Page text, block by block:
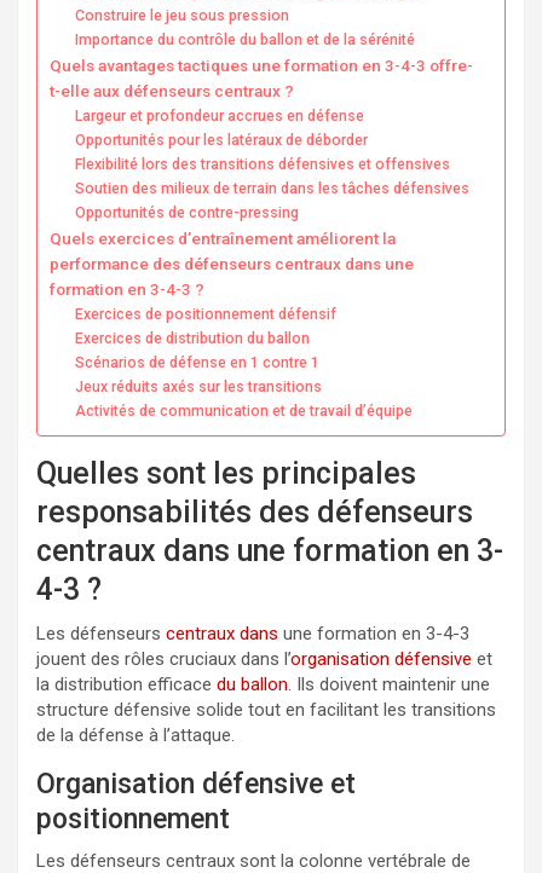
Construire le jeu sous pression
Importance du contrôle du ballon et de la sérénité
Quels avantages tactiques une formation en 3-4-3 offre-
t-elle aux défenseurs centraux ?
Largeur et profondeur accrues en défense
Opportunités pour les latéraux de déborder
Flexibilité lors des transitions défensives et offensives
Soutien des milieux de terrain dans les tâches défensives
Opportunités de contre-pressing
Quels exercices d’entraînement améliorent la
performance des défenseurs centraux dans une
formation en 3-4-3 ?
Exercices de positionnement défensif
Exercices de distribution du ballon
Scénarios de défense en 1 contre 1
Jeux réduits axés sur les transitions
Activités de communication et de travail d’équipe
Quelles sont les principales
responsabilités des défenseurs
centraux dans une formation en 3-
4-3 ?
Les défenseurs centraux dans une formation en 3-4-3
jouent des rôles cruciaux dans l’organisation défensive et
la distribution efficace du ballon. Ils doivent maintenir une
structure défensive solide tout en facilitant les transitions
de la défense à l’attaque.
Organisation défensive et
positionnement
Les défenseurs centraux sont la colonne vertébrale de